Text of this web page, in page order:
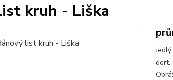
kruh - Liška
dort.